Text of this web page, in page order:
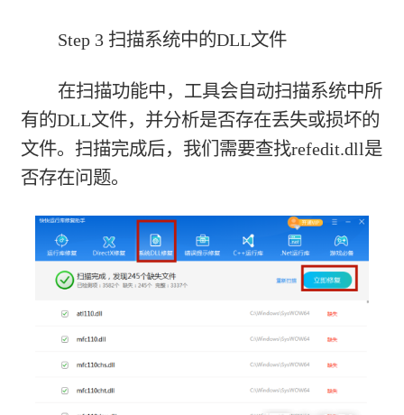
Step 3 扫描系统中的DLL文件
在扫描功能中，工具会自动扫描系统中所
有的DLL文件，并分析是否存在丢失或损坏的
文件。扫描完成后，我们需要查找refedit.dll是
否存在问题。